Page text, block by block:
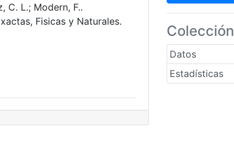
Colección
Datos
Estadísticas
C. L.; Modern, F..
Fisicas y Naturales.